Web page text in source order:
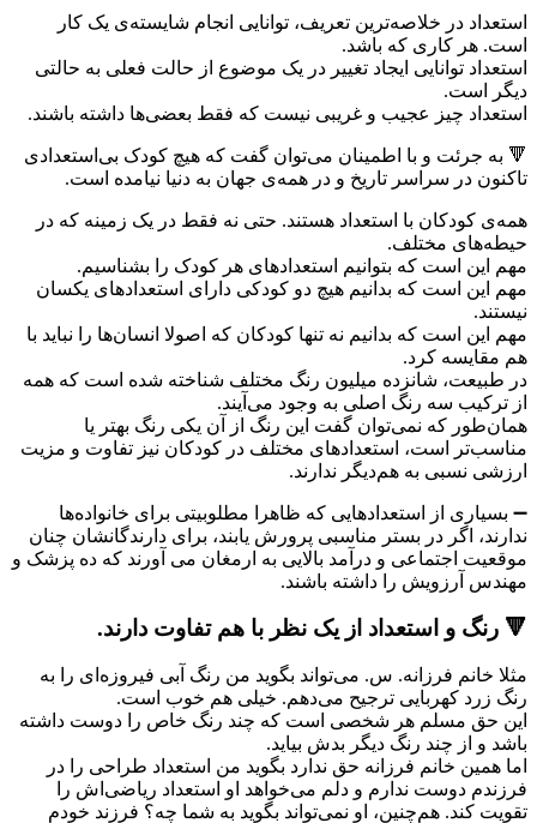
استعداد در خلاصه‌ترین تعریف، توانایی انجام شایسته‌ی یک کار
است. هر کاری که باشد.
استعداد توانایی ایجاد تغییر در یک موضوع از حالت فعلی به حالتی
دیگر است.
استعداد چیز عجیب و غریبی نیست که فقط بعضی‌ها داشته باشند.
🔻 به جرئت و با اطمینان می‌توان گفت که هیچ کودک بی‌استعدادی
تاکنون در سراسر تاریخ و در همه‌ی جهان به دنیا نیامده است.
همه‌ی کودکان با استعداد هستند. حتی نه فقط در یک زمینه که در
حیطه‌های مختلف.
مهم این است که بتوانیم استعدادهای هر کودک را بشناسیم.
مهم این است که بدانیم هیچ دو کودکی دارای استعدادهای یکسان
نیستند.
مهم این است که بدانیم نه تنها کودکان که اصولا انسان‌ها را نباید با
هم مقایسه کرد.
در طبیعت، شانزده میلیون رنگ مختلف شناخته شده است که همه
از ترکیب سه رنگ اصلی به وجود می‌آیند.
همان‌طور که نمی‌توان گفت این رنگ از آن یکی رنگ بهتر یا
مناسب‌تر است، استعدادهای مختلف در کودکان نیز تفاوت و مزیت
ارزشی نسبی به هم‌دیگر ندارند.
➖ بسیاری از استعدادهایی که ظاهرا مطلوبیتی برای خانواده‌ها
ندارند، اگر در بستر مناسبی پرورش یابند، برای دارندگانشان چنان
موقعیت اجتماعی و درآمد بالایی به ارمغان می آورند که ده پزشک و
مهندس آرزویش را داشته باشند.
🔻 رنگ و استعداد از یک نظر با هم تفاوت دارند.
مثلا خانم فرزانه. س. می‌تواند بگوید من رنگ آبی فیروزه‌ای را به
رنگ زرد کهربایی ترجیح می‌دهم. خیلی هم خوب است.
این حق مسلم هر شخصی است که چند رنگ خاص را دوست داشته
باشد و از چند رنگ دیگر بدش بیاید.
اما همین خانم فرزانه حق ندارد بگوید من استعداد طراحی را در
فرزندم دوست ندارم و دلم می‌خواهد او استعداد ریاضی‌اش را
تقویت کند. هم‌چنین، او نمی‌تواند بگوید به شما چه؟ فرزند خودم